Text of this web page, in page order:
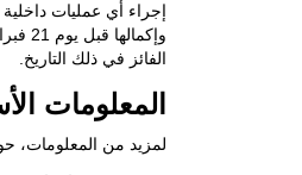
إجراء أي عمليات
الفائز في ذلك التاريخ.
المعلومات
لمزيد من المعلومات،